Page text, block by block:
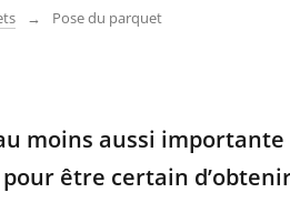
Pose du parquet
moins aussi
être certain